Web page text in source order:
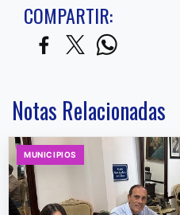
COMPARTIR:
Notas Relacionadas
MUNICIPIOS